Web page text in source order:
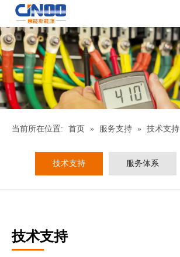
当前所在位置: 首页 » 服务支持 » 技术支持
技术支持 服务体系
技术支持